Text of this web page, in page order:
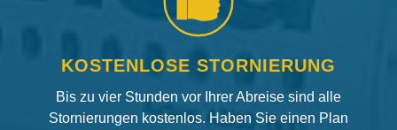
KOSTENLOSE STORNIERUNG
Bis zu vier Stunden vor Ihrer Abreise sind alle
Stornierungen kostenlos. Haben Sie einen Plan